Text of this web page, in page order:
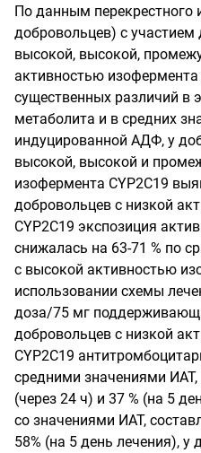
По данным перекрестного
добровольцев) с участием
высокой, высокой,
активностью изофермента
существенных различий в
метаболита и в средних
индуцированной АДФ, у
высокой, высокой и
изофермента CYP2C19
добровольцев с низкой
CYP2C19 экспозиция
снижалась на 63-71 % по
с высокой активностью
использовании схемы
доза/75 мг
добровольцев с низкой
CYP2C19
средними значениями
(через 24 ч) и 37 % (на 5
со значениями ИАТ,
58% (на 5 день лечения), у